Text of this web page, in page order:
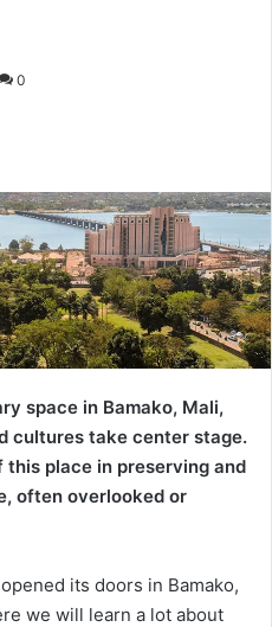
0
space in Bamako, Mali,
cultures take center stage.
place in preserving and
often overlooked or
its doors in Bamako,
we will learn a lot about